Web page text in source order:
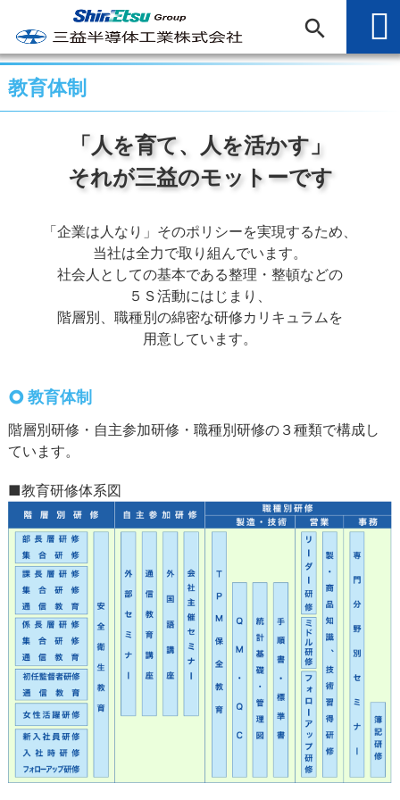
教育体制
「人を育て、人を活かす」
それが三益のモットーです
「企業は人なり」そのポリシーを実現するため、
当社は全力で取り組んでいます。
社会人としての基本である整理・整頓などの
５Ｓ活動にはじまり、
階層別、職種別の綿密な研修カリキュラムを
用意しています。
教育体制
階層別研修・自主参加研修・職種別研修の３種類で構成し
ています。
■教育研修体系図